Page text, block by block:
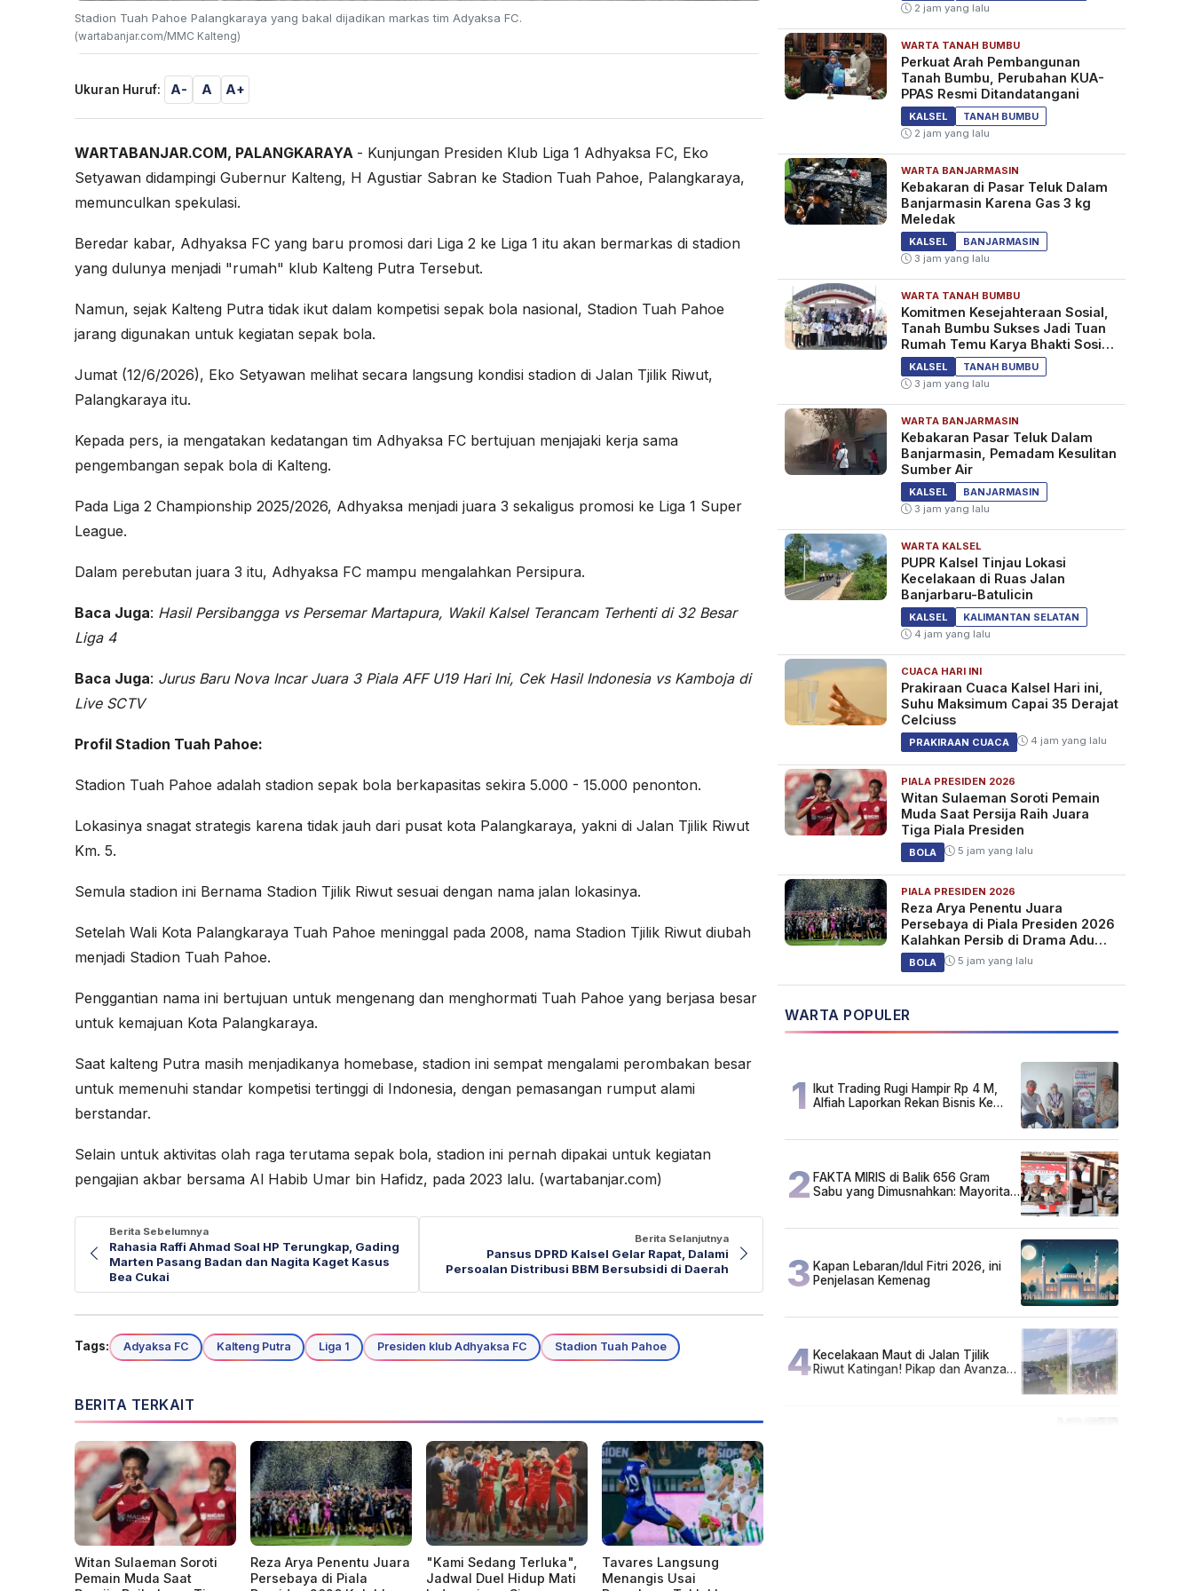
Stadion Tuah Pahoe Palangkaraya yang bakal dijadikan markas tim Adyaksa FC.
(wartabanjar.com/MMC Kalteng)
Ukuran Huruf: A- A A+
WARTABANJAR.COM, PALANGKARAYA - Kunjungan Presiden Klub Liga 1 Adhyaksa FC, Eko
Setyawan didampingi Gubernur Kalteng, H Agustiar Sabran ke Stadion Tuah Pahoe, Palangkaraya,
memunculkan spekulasi.
Beredar kabar, Adhyaksa FC yang baru promosi dari Liga 2 ke Liga 1 itu akan bermarkas di stadion
yang dulunya menjadi "rumah" klub Kalteng Putra Tersebut.
Namun, sejak Kalteng Putra tidak ikut dalam kompetisi sepak bola nasional, Stadion Tuah Pahoe
jarang digunakan untuk kegiatan sepak bola.
Jumat (12/6/2026), Eko Setyawan melihat secara langsung kondisi stadion di Jalan Tjilik Riwut,
Palangkaraya itu.
Kepada pers, ia mengatakan kedatangan tim Adhyaksa FC bertujuan menjajaki kerja sama
pengembangan sepak bola di Kalteng.
Pada Liga 2 Championship 2025/2026, Adhyaksa menjadi juara 3 sekaligus promosi ke Liga 1 Super
League.
Dalam perebutan juara 3 itu, Adhyaksa FC mampu mengalahkan Persipura.
Baca Juga: Hasil Persibangga vs Persemar Martapura, Wakil Kalsel Terancam Terhenti di 32 Besar
Liga 4
Baca Juga: Jurus Baru Nova Incar Juara 3 Piala AFF U19 Hari Ini, Cek Hasil Indonesia vs Kamboja di
Live SCTV
Profil Stadion Tuah Pahoe:
Stadion Tuah Pahoe adalah stadion sepak bola berkapasitas sekira 5.000 - 15.000 penonton.
Lokasinya snagat strategis karena tidak jauh dari pusat kota Palangkaraya, yakni di Jalan Tjilik Riwut
Km. 5.
Semula stadion ini Bernama Stadion Tjilik Riwut sesuai dengan nama jalan lokasinya.
Setelah Wali Kota Palangkaraya Tuah Pahoe meninggal pada 2008, nama Stadion Tjilik Riwut diubah
menjadi Stadion Tuah Pahoe.
Penggantian nama ini bertujuan untuk mengenang dan menghormati Tuah Pahoe yang berjasa besar
untuk kemajuan Kota Palangkaraya.
Saat kalteng Putra masih menjadikanya homebase, stadion ini sempat mengalami perombakan besar
untuk memenuhi standar kompetisi tertinggi di Indonesia, dengan pemasangan rumput alami
berstandar.
Selain untuk aktivitas olah raga terutama sepak bola, stadion ini pernah dipakai untuk kegiatan
pengajian akbar bersama Al Habib Umar bin Hafidz, pada 2023 lalu. (wartabanjar.com)
Berita Sebelumnya
Rahasia Raffi Ahmad Soal HP Terungkap, Gading
Marten Pasang Badan dan Nagita Kaget Kasus
Bea Cukai
Berita Selanjutnya
Pansus DPRD Kalsel Gelar Rapat, Dalami
Persoalan Distribusi BBM Bersubsidi di Daerah
Tags: Adyaksa FC Kalteng Putra Liga 1 Presiden klub Adhyaksa FC Stadion Tuah Pahoe
BERITA TERKAIT
Witan Sulaeman Soroti
Pemain Muda Saat
Reza Arya Penentu Juara
Persebaya di Piala
"Kami Sedang Terluka",
Jadwal Duel Hidup Mati
Tavares Langsung
Menangis Usai
2 jam yang lalu
WARTA TANAH BUMBU
Perkuat Arah Pembangunan
Tanah Bumbu, Perubahan KUA-
PPAS Resmi Ditandatangani
KALSEL
TANAH BUMBU
2 jam yang lalu
WARTA BANJARMASIN
Kebakaran di Pasar Teluk Dalam
Banjarmasin Karena Gas 3 kg
Meledak
KALSEL
BANJARMASIN
3 jam yang lalu
WARTA TANAH BUMBU
Komitmen Kesejahteraan Sosial,
Tanah Bumbu Sukses Jadi Tuan
Rumah Temu Karya Bhakti Sosial
PSM Ke-23
KALSEL
TANAH BUMBU
3 jam yang lalu
WARTA BANJARMASIN
Kebakaran Pasar Teluk Dalam
Banjarmasin, Pemadam Kesulitan
Sumber Air
KALSEL
BANJARMASIN
3 jam yang lalu
WARTA KALSEL
PUPR Kalsel Tinjau Lokasi
Kecelakaan di Ruas Jalan
Banjarbaru-Batulicin
KALSEL
KALIMANTAN SELATAN
4 jam yang lalu
CUACA HARI INI
Prakiraan Cuaca Kalsel Hari ini,
Suhu Maksimum Capai 35 Derajat
Celciuss
PRAKIRAAN CUACA 4 jam yang lalu
PIALA PRESIDEN 2026
Witan Sulaeman Soroti Pemain
Muda Saat Persija Raih Juara
Tiga Piala Presiden
BOLA 5 jam yang lalu
PIALA PRESIDEN 2026
Reza Arya Penentu Juara
Persebaya di Piala Presiden 2026
Kalahkan Persib di Drama Adu
Penalti
BOLA 5 jam yang lalu
WARTA POPULER
1 Ikut Trading Rugi Hampir Rp 4 M,
Alfiah Laporkan Rekan Bisnis Ke
2 FAKTA MIRIS di Balik 656 Gram
Sabu yang Dimusnahkan: Mayoritas
3 Kapan Lebaran/Idul Fitri 2026, ini
Penjelasan Kemenag
4Kecelakaan Maut di Jalan Tjilik
Riwut Katingan! Pikap dan Avanza